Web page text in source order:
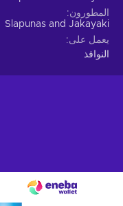
المطورون
Slapunas and Jakayaki
يعمل على
النوافذ